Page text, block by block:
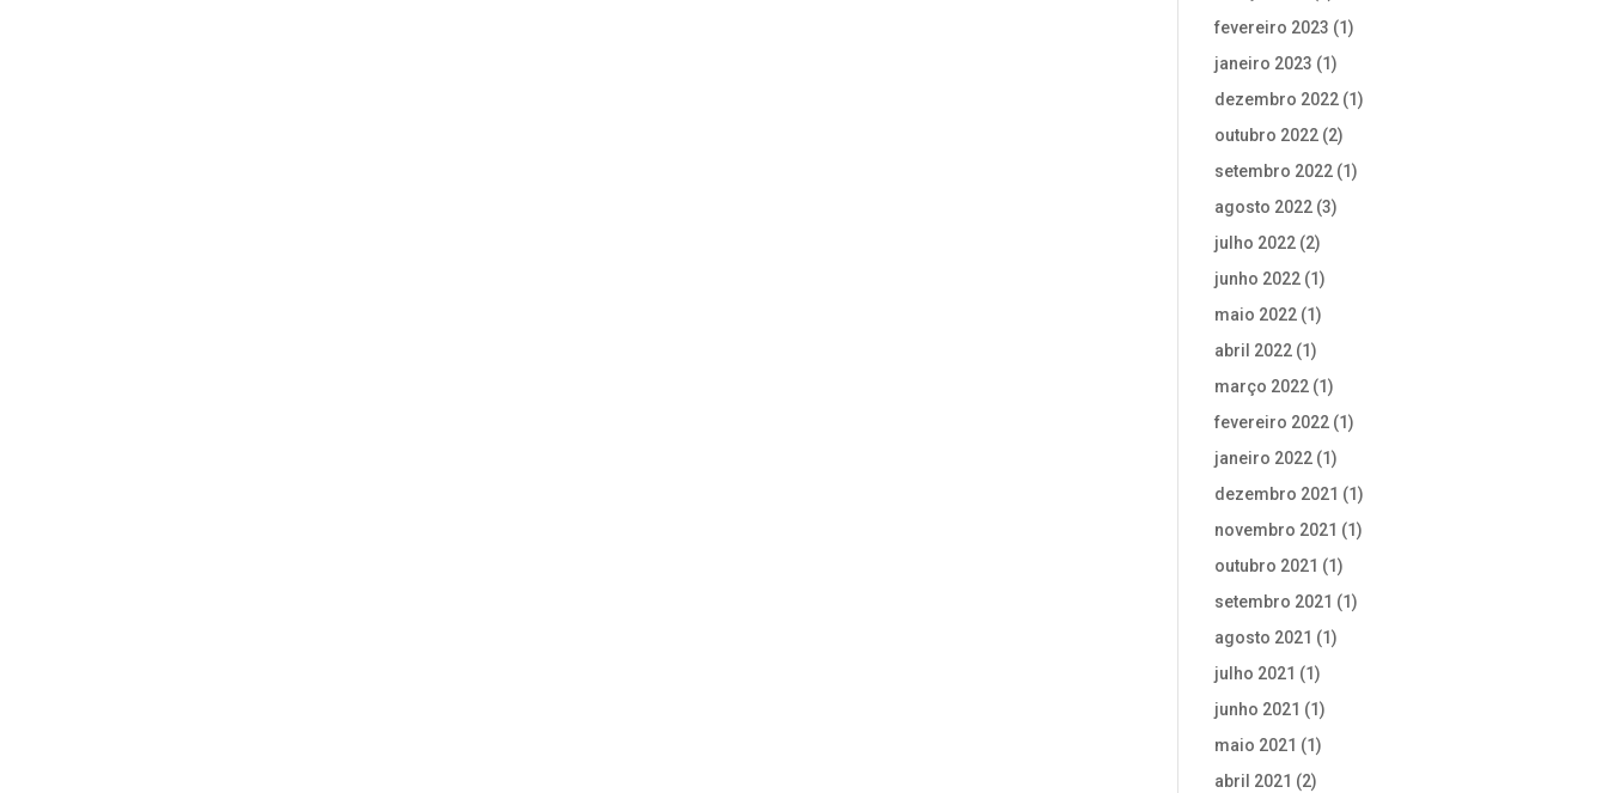
fevereiro 2023 (1)
janeiro 2023 (1)
dezembro 2022 (1)
outubro 2022 (2)
setembro 2022 (1)
agosto 2022 (3)
julho 2022 (2)
junho 2022 (1)
maio 2022 (1)
abril 2022 (1)
março 2022 (1)
fevereiro 2022 (1)
janeiro 2022 (1)
dezembro 2021 (1)
novembro 2021 (1)
outubro 2021 (1)
setembro 2021 (1)
agosto 2021 (1)
julho 2021 (1)
junho 2021 (1)
maio 2021 (1)
abril 2021 (2)